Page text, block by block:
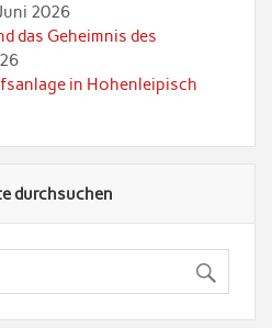
2026
das Geheimnis des
in Hohenleipisch
durchsuchen